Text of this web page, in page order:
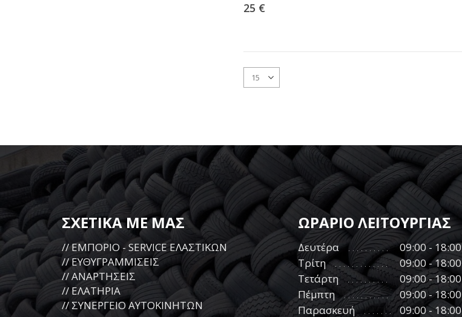
25 €
ΣΧΕΤΙΚΑ ΜΕ ΜΑΣ
// ΕΜΠΟΡΙΟ - SERVICE ΕΛΑΣΤΙΚΩΝ
// ΕΥΘΥΓΡΑΜΜΙΣΕΙΣ
// ΑΝΑΡΤΗΣΕΙΣ
// ΕΛΑΤΗΡΙΑ
// ΣΥΝΕΡΓΕΙΟ ΑΥΤΟΚΙΝΗΤΩΝ
ΩΡΑΡΙΟ ΛΕΙΤΟΥΡΓΙΑΣ
Δευτέρα
09:00 - 18:00
Τρίτη
09:00 - 18:00
Τετάρτη
09:00 - 18:00
Πέμπτη
09:00 - 18:00
Παρασκευή
09:00 - 18:00